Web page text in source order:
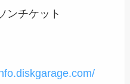
ンチケット